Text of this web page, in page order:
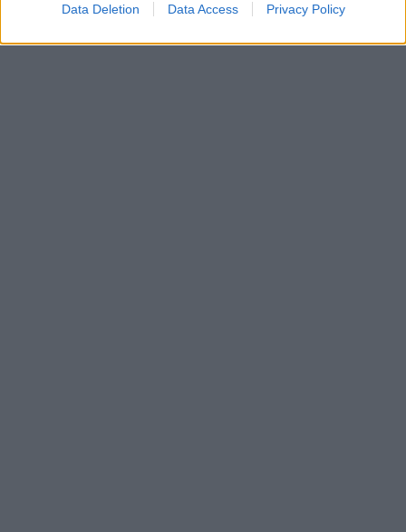
Data Deletion Data Access Privacy Policy